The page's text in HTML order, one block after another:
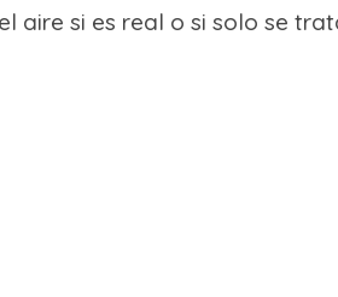
aire si es real o si solo se